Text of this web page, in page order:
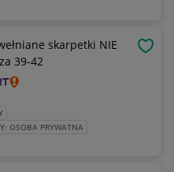
skarpetki NIE
DO PARY Pizza 39-42
OSOBA PRYWATNA